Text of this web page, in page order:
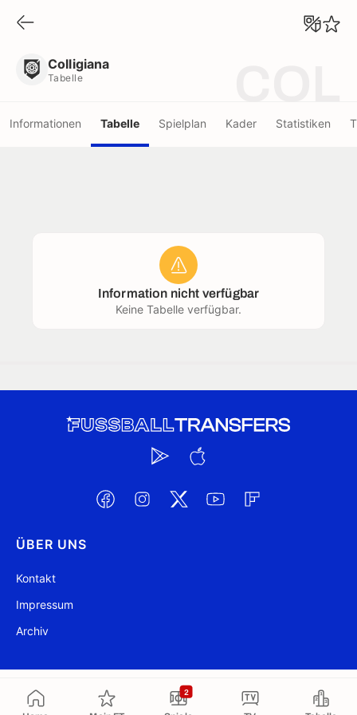
2
Colligiana
Tabelle
Informationen Tabelle Spielplan Kader Statistiken
Information nicht verfügbar
Keine Tabelle verfügbar.
ÜBER UNS
Kontakt
Impressum
Archiv
@ FussballTransfers.com 2009-2026